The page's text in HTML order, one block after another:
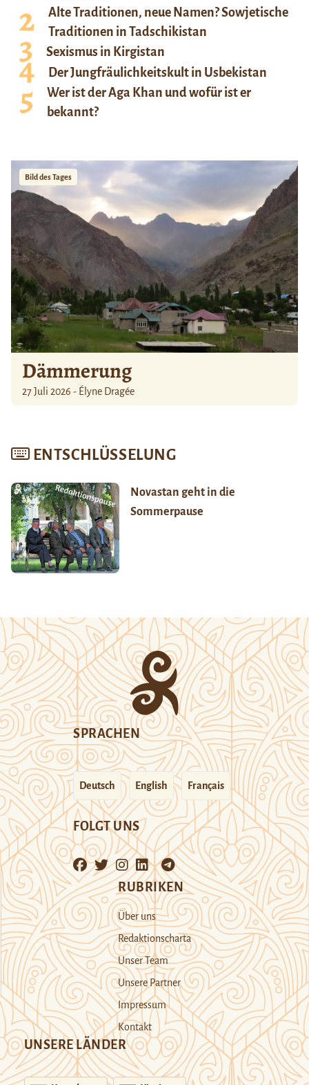
Alte Traditionen, neue Namen? Sowjetische
Traditionen in Tadschikistan
Sexismus in Kirgistan
Der Jungfräulichkeitskult in Usbekistan
Wer ist der Aga Khan und wofür ist er
bekannt?
Bild des Tages
Dämmerung
27 Juli 2026 - Élyne Dragée
ENTSCHLÜSSELUNG
Novastan geht in die
Sommerpause
SPRACHEN
Deutsch English Français
FOLGT UNS
RUBRIKEN
Über uns
Redaktionscharta
Unser Team
Unsere Partner
Impressum
Kontakt
UNSERE LÄNDER